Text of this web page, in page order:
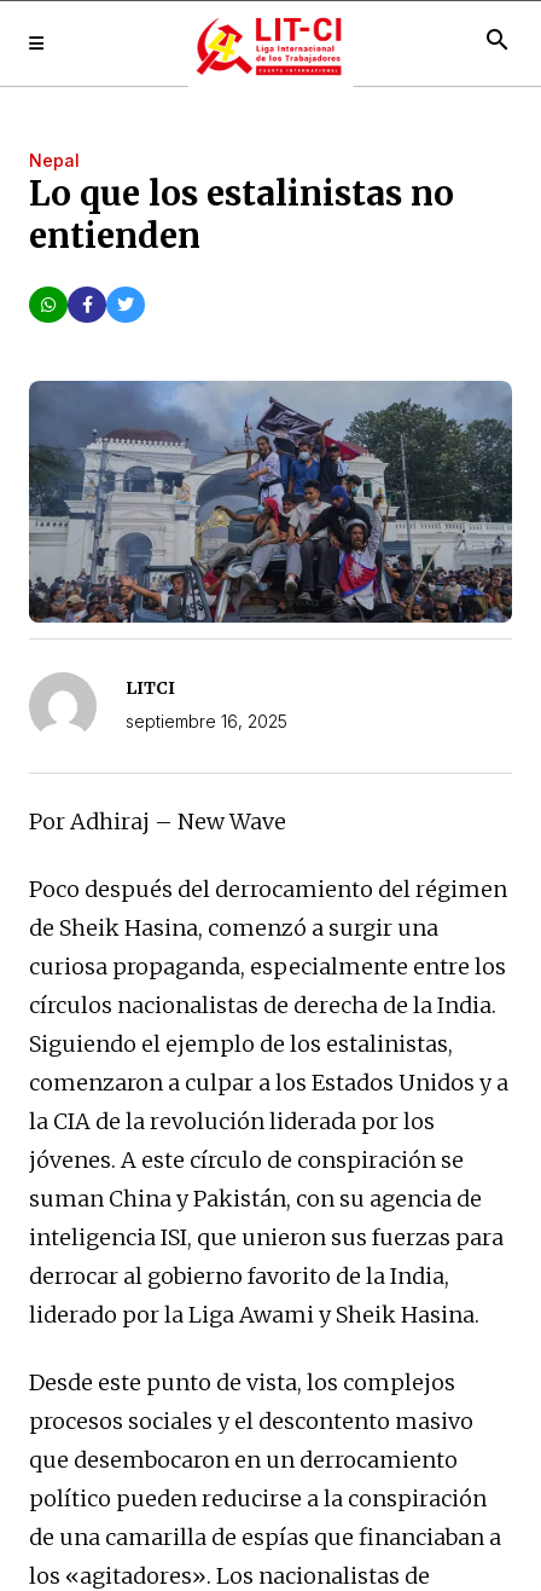
search
Nepal
Lo que los estalinistas no
entienden
LITCI
septiembre 16, 2025
Por Adhiraj – New Wave
Poco después del derrocamiento del régimen
de Sheik Hasina, comenzó a surgir una
curiosa propaganda, especialmente entre los
círculos nacionalistas de derecha de la India.
Siguiendo el ejemplo de los estalinistas,
comenzaron a culpar a los Estados Unidos y a
la CIA de la revolución liderada por los
jóvenes. A este círculo de conspiración se
suman China y Pakistán, con su agencia de
inteligencia ISI, que unieron sus fuerzas para
derrocar al gobierno favorito de la India,
liderado por la Liga Awami y Sheik Hasina.
Desde este punto de vista, los complejos
procesos sociales y el descontento masivo
que desembocaron en un derrocamiento
político pueden reducirse a la conspiración
de una camarilla de espías que financiaban a
los «agitadores». Los nacionalistas de